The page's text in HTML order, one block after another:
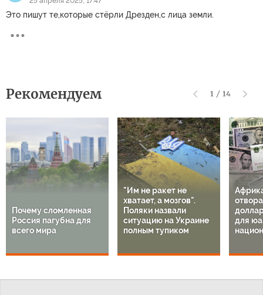
Это пишут те,которые стёрли Дрезден,с лица земли.
Рекомендуем 1 / 14
Почему сломленная
Россия пагубна для
всего мира
"Им не ракет не
хватает, а мозгов".
Поляки назвали
ситуацию на Украине
полным тупиком
для